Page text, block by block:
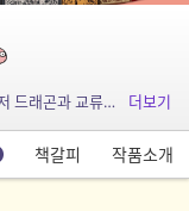
소개: “우리들 불완전한 인간들이 완전에 가까운 저 드래곤과 교류하기 위해선 드래곤 라자가 필요한 것이오.” 무한한 상상력, 깊이 있는 세계관과 뛰어난 작품성으로 한...
더보기
책갈피 작품소개